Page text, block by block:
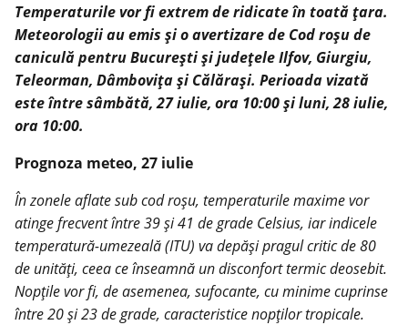
Temperaturile vor fi extrem de ridicate în toată țara.
Meteorologii au emis și o avertizare de Cod roșu de
caniculă pentru București și județele Ilfov, Giurgiu,
Teleorman, Dâmbovița și Călărași. Perioada vizată
este între sâmbătă, 27 iulie, ora 10:00 și luni, 28 iulie,
ora 10:00.
Prognoza meteo, 27 iulie
În zonele aflate sub cod roșu, temperaturile maxime vor
atinge frecvent între 39 și 41 de grade Celsius, iar indicele
temperatură-umezeală (ITU) va depăși pragul critic de 80
de unități, ceea ce înseamnă un disconfort termic deosebit.
Nopțile vor fi, de asemenea, sufocante, cu minime cuprinse
între 20 și 23 de grade, caracteristice nopților tropicale.